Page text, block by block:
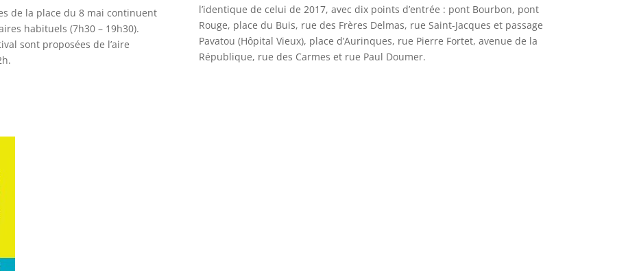
de la place du 8 mai continuent
habituels (7h30 – 19h30).
sont proposées de l’aire
l’identique de celui de 2017, avec dix points d’entrée : pont Bourbon, pont
Rouge, place du Buis, rue des Frères Delmas, rue Saint-Jacques et passage
Pavatou (Hôpital Vieux), place d’Aurinques, rue Pierre Fortet, avenue de la
République, rue des Carmes et rue Paul Doumer.